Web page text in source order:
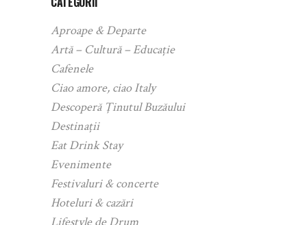
Aproape & Departe
Artă – Cultură – Educație
Cafenele
Ciao amore, ciao Italy
Descoperă Ținutul Buzăului
Destinații
Eat Drink Stay
Evenimente
Festivaluri & concerte
Hoteluri & cazări